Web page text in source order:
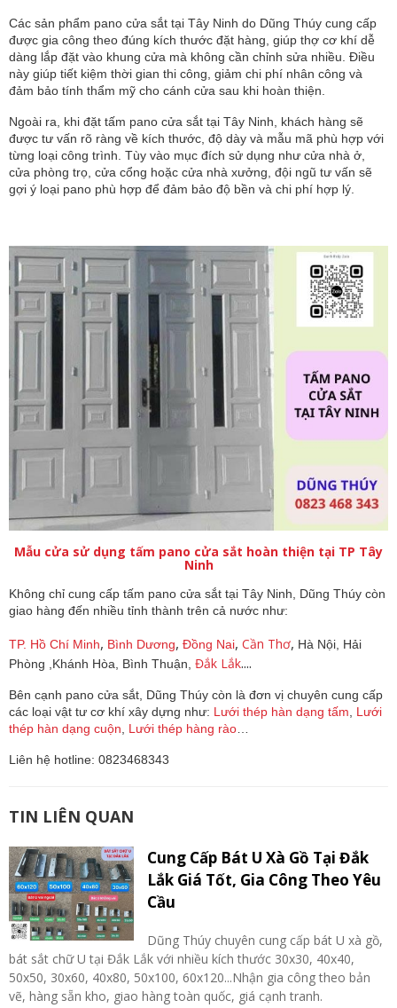
Các sản phẩm pano cửa sắt tại Tây Ninh do Dũng Thúy cung cấp
được gia công theo đúng kích thước đặt hàng, giúp thợ cơ khí dễ
dàng lắp đặt vào khung cửa mà không cần chỉnh sửa nhiều. Điều
này giúp tiết kiệm thời gian thi công, giảm chi phí nhân công và
đảm bảo tính thẩm mỹ cho cánh cửa sau khi hoàn thiện.
Ngoài ra, khi đặt tấm pano cửa sắt tại Tây Ninh, khách hàng sẽ
được tư vấn rõ ràng về kích thước, độ dày và mẫu mã phù hợp với
từng loại công trình. Tùy vào mục đích sử dụng như cửa nhà ở,
cửa phòng trọ, cửa cổng hoặc cửa nhà xưởng, đội ngũ tư vấn sẽ
gợi ý loại pano phù hợp để đảm bảo độ bền và chi phí hợp lý.
Mẫu cửa sử dụng tấm pano cửa sắt hoàn thiện tại TP Tây
Ninh
Không chỉ cung cấp tấm pano cửa sắt tại Tây Ninh, Dũng Thúy còn
giao hàng đến nhiều tỉnh thành trên cả nước như:
TP. Hồ Chí Minh, Bình Dương, Đồng Nai, Cần Thơ, Hà Nội, Hải
Phòng , Khánh Hòa, Bình Thuận, Đắk Lắk....
Bên cạnh pano cửa sắt, Dũng Thúy còn là đơn vị chuyên cung cấp
các loại vật tư cơ khí xây dựng như: Lưới thép hàn dạng tấm
Lưới
thép hàn dạng cuộn
Lưới thép hàng rào
Liên hệ hotline: 0823468343
TIN LIÊN QUAN
Cung Cấp Bát U Xà Gồ Tại Đắk
Lắk Giá Tốt, Gia Công Theo Yêu
Cầu
Dũng Thúy chuyên cung cấp bát U xà gồ,
bát sắt chữ U tại Đắk Lắk với nhiều kích thước 30x30, 40x40,
50x50, 30x60, 40x80, 50x100, 60x120...Nhận gia công theo bản
vẽ, hàng sẵn kho, giao hàng toàn quốc, giá cạnh tranh.